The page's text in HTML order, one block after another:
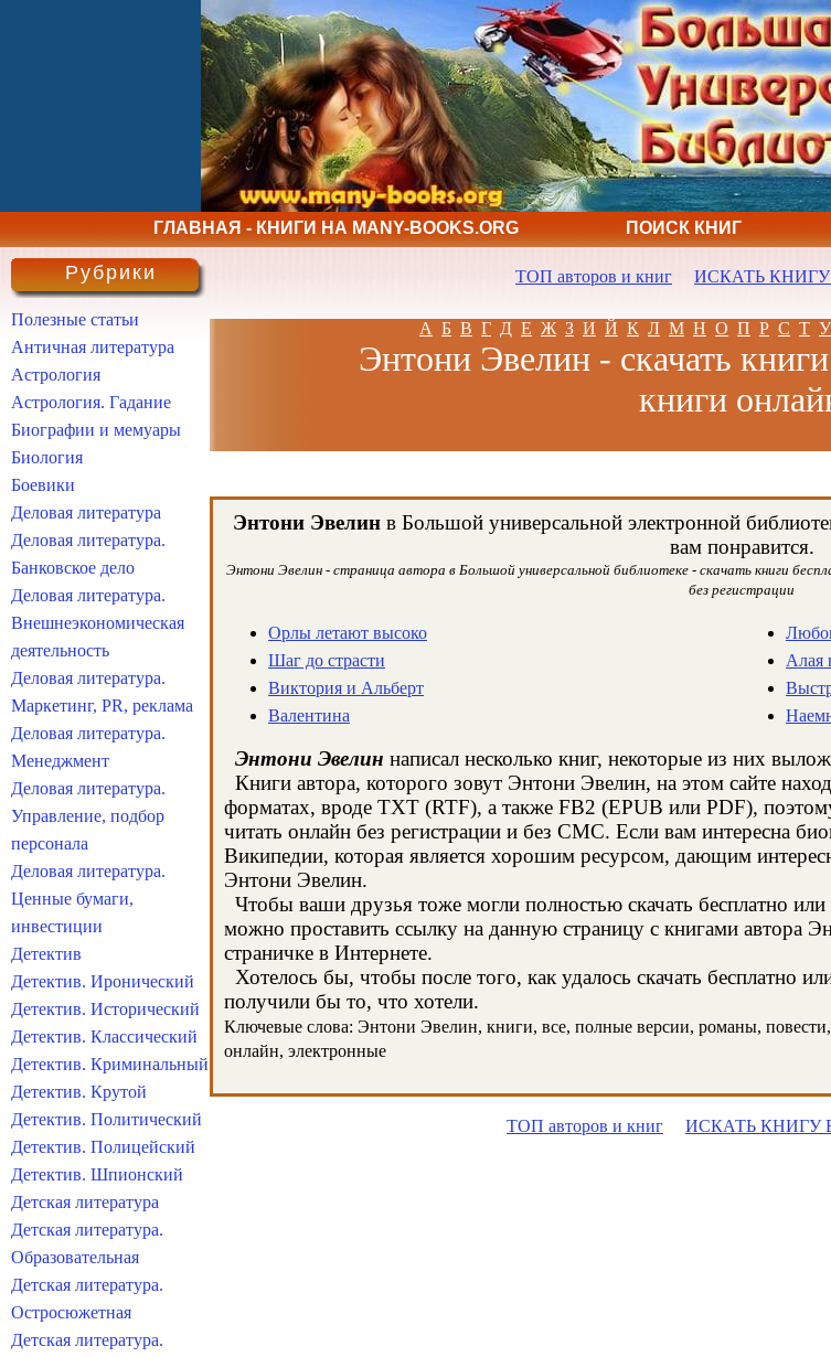
ГЛАВНАЯ - КНИГИ НА MANY-BOOKS.ORG ПОИСК КНИГ
ТОП авторов и книг ИСКАТЬ
А Б В Г Д Е Ж З И Й К Л М Н О П Р С Т У
Энтони Эвелин - скачать
книги
Энтони Эвелинв Большой универсальной электронной
вам понравится.
Энтони Эвелин - страница автора в Большой универсальной библиотеке - скачать книги
без регистрации
Орлы летают высоко
Шаг до страсти
Виктория и Альберт
Валентина
Алая
Энтони Эвелин написал несколько книг, некоторые из них
Книги автора, которого зовут Энтони Эвелин, на этом сайте
форматах, вроде TXT (RTF), а также FB2 (EPUB или PDF),
читать онлайн без регистрации и без СМС. Если вам интересна
Википедии, которая является хорошим ресурсом, дающим
Энтони Эвелин.
Чтобы ваши друзья тоже могли полностью скачать бесплатно или
можно проставить ссылку на данную страницу с книгами автора
страничке в Интернете.
Хотелось бы, чтобы после того, как удалось скачать бесплатно
получили бы то, что хотели.
Ключевые слова: Энтони Эвелин, книги, все, полные версии, романы, повести,
онлайн, электронные
ТОП авторов и книг ИСКАТЬ КНИГУ
Рубрики
Полезные статьи
Античная литература
Астрология
Астрология. Гадание
Биографии и мемуары
Биология
Боевики
Деловая литература
Деловая литература.
Банковское дело
Деловая литература.
Внешнеэкономическая
деятельность
Деловая литература.
Маркетинг, PR, реклама
Деловая литература.
Менеджмент
Деловая литература.
Управление, подбор
персонала
Деловая литература.
Ценные бумаги,
инвестиции
Детектив
Детектив. Иронический
Детектив. Исторический
Детектив. Классический
Детектив. Криминальный
Детектив. Крутой
Детектив. Политический
Детектив. Полицейский
Детектив. Шпионский
Детская литература
Детская литература.
Образовательная
Детская литература.
Остросюжетная
Детская литература.